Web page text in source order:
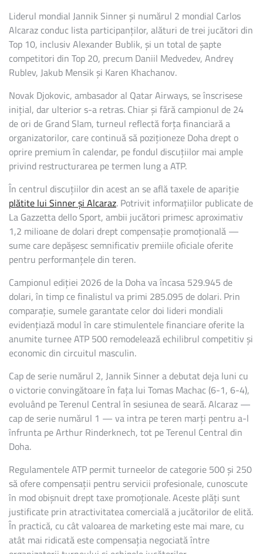
1,2
MILIOANE
DE
DOLARI
PENTRU
ALCARAZ
Liderul mondial Jannik Sinner și numărul 2 mondial Carlos
Alcaraz conduc lista participanților, alături de trei jucători din
Top 10, inclusiv Alexander Bublik, și un total de șapte
competitori din Top 20, precum Daniil Medvedev, Andrey
Rublev, Jakub Mensik și Karen Khachanov.
Novak Djokovic, ambasador al Qatar Airways, se înscrisese
inițial, dar ulterior s-a retras. Chiar și fără campionul de 24
de ori de Grand Slam, turneul reflectă forța financiară a
organizatorilor, care continuă să poziționeze Doha drept o
oprire premium în calendar, pe fondul discuțiilor mai ample
privind restructurarea pe termen lung a ATP.
În centrul discuțiilor din acest an se află taxele de apariție
plătite lui Sinner și Alcaraz. Potrivit informațiilor publicate de
La Gazzetta dello Sport, ambii jucători primesc aproximativ
1,2 milioane de dolari drept compensație promoțională —
sume care depășesc semnificativ premiile oficiale oferite
pentru performanțele din teren.
Campionul ediției 2026 de la Doha va încasa 529.945 de
dolari, în timp ce finalistul va primi 285.095 de dolari. Prin
comparație, sumele garantate celor doi lideri mondiali
evidențiază modul în care stimulentele financiare oferite la
anumite turnee ATP 500 remodelează echilibrul competitiv și
economic din circuitul masculin.
Cap de serie numărul 2, Jannik Sinner a debutat deja luni cu
o victorie convingătoare în fața lui Tomas Machac (6-1, 6-4),
evoluând pe Terenul Central în sesiunea de seară. Alcaraz —
cap de serie numărul 1 — va intra pe teren marți pentru a-l
înfrunta pe Arthur Rinderknech, tot pe Terenul Central din
Doha.
Regulamentele ATP permit turneelor de categorie 500 și 250
să ofere compensații pentru servicii profesionale, cunoscute
în mod obișnuit drept taxe promoționale. Aceste plăți sunt
justificate prin atractivitatea comercială a jucătorilor de elită.
În practică, cu cât valoarea de marketing este mai mare, cu
atât mai ridicată este compensația negociată între